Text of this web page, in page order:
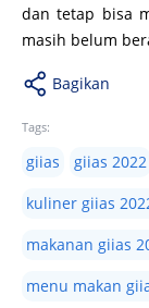
dan tetap bisa
masih belum
Bagikan
Tags:
giias giias 2022
kuliner giias
makanan giias
menu makan